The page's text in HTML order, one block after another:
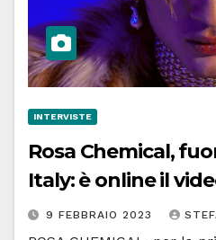
INTERVISTE
Rosa Chemical,
Italy: è online il
9 FEBBRAIO 2023